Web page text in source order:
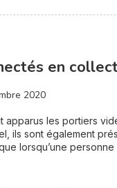
en
2020
apparus les portiers
ils sont également
lorsqu’une personne